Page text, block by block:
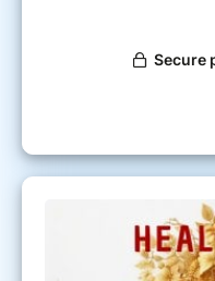
propriété